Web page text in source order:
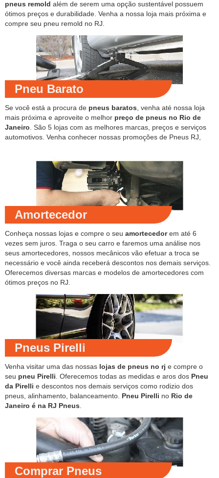
pneus remold além de serem uma opção sustentável possuem
ótimos preços e durabilidade. Venha a nossa loja mais próxima e
compre seu pneu remold no RJ.
Pneu Barato
Se você está a procura de pneus baratos , venha até nossa loja
mais próxima e aproveite o melhor preço de pneus no Rio de
Janeiro . São 5 lojas com as melhores marcas, preços e serviços
automotivos. Venha conhecer nossas promoções de Pneus RJ,
Amortecedor
Conheça nossas lojas e compre o seu amortecedorem até 6
vezes sem juros. Traga o seu carro e faremos uma análise nos
seus amortecedores, nossos mecânicos vão efetuar a troca se
necessário e você ainda receberá descontos nos demais serviços.
Oferecemos diversas marcas e modelos de amortecedores com
ótimos preços no RJ.
Pneus Pirelli
Venha visitar uma das nossas lojas de pneus no rj e compre o
seu pneu Pirelli . Oferecemos todas as medidas e aros dos Pneu
da Pirelli e descontos nos demais serviços como rodizio dos
pneus, alinhamento, balanceamento. Pneu Pirelli no Rio de
Janeiro é na RJ Pneus
Comprar Pneus